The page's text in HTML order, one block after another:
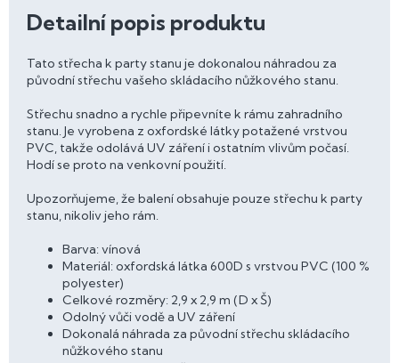
Detailní popis produktu
Tato střecha k party stanu je dokonalou náhradou za
původní střechu vašeho skládacího nůžkového stanu.
Střechu snadno a rychle připevníte k rámu zahradního
stanu. Je vyrobena z oxfordské látky potažené vrstvou
PVC, takže odolává UV záření i ostatním vlivům počasí.
Hodí se proto na venkovní použití.
Upozorňujeme, že balení obsahuje pouze střechu k party
stanu, nikoliv jeho rám.
Barva: vínová
Materiál: oxfordská látka 600D s vrstvou PVC (100 %
polyester)
Celkové rozměry: 2,9 x 2,9 m (D x Š)
Odolný vůči vodě a UV záření
Dokonalá náhrada za původní střechu skládacího
nůžkového stanu